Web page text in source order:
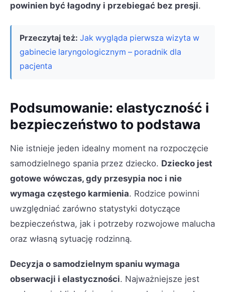
powinien być łagodny i przebiegać bez presji.
Przeczytaj też: Jak wygląda pierwsza wizyta w
gabinecie laryngologicznym – poradnik dla
pacjenta
Podsumowanie: elastyczność i
bezpieczeństwo to podstawa
Nie istnieje jeden idealny moment na rozpoczęcie
samodzielnego spania przez dziecko. Dziecko jest
gotowe wówczas, gdy przesypia noc i nie
wymaga częstego karmienia. Rodzice powinni
uwzględniać zarówno statystyki dotyczące
bezpieczeństwa, jak i potrzeby rozwojowe malucha
oraz własną sytuację rodzinną.
Decyzja o samodzielnym spaniu wymaga
obserwacji i elastyczności. Najważniejsze jest